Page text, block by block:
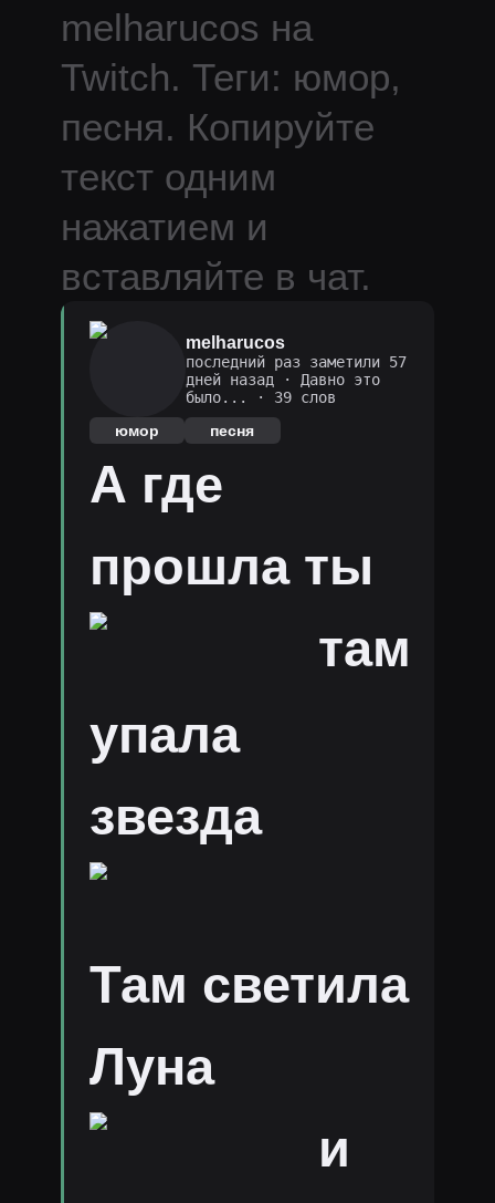
melharucos на
Twitch. Теги: юмор,
песня. Копируйте
текст одним
нажатием и
вставляйте в чат.
melharucos
последний раз заметили 57
дней назад ·
Давно это
было...
· 39 слов
юмор
песня
А где
прошла ты
там
упала
звезда
Там светила
Луна
и